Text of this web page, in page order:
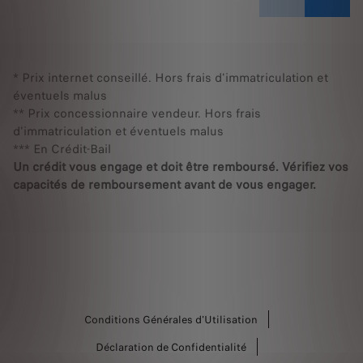
* Prix internet conseillé. Hors frais d'immatriculation et
éventuels malus
** Prix concessionnaire vendeur. Hors frais
d'immatriculation et éventuels malus
*** En Crédit-Bail
Un crédit vous engage et doit être remboursé. Vérifiez vos
capacités de remboursement avant de vous engager.
Conditions Générales d'Utilisation
Déclaration de Confidentialité